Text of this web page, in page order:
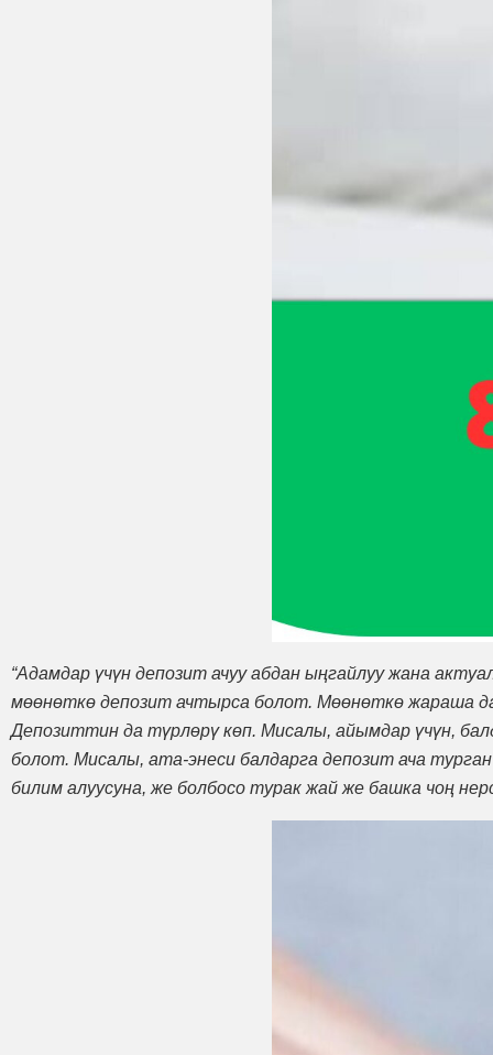
“Адамдар үчүн депозит ачуу абдан ыңгайлуу жана
мөөнөткө депозит ачтырса болот. Мөөнөткө жараша
Депозиттин да түрлөрү көп. Мисалы, айымдар үчүн,
болот. Мисалы, ата-энеси балдарга депозит ача
билим алуусуна, же болбосо турак жай же башка чоң